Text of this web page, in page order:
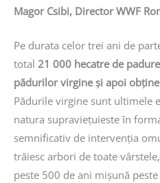
Magor Csibi, Director WWF
Pe durata celor trei ani de
total 21 000 hecatre de
pădurilor virgine și apoi
Pădurile virgine sunt ultimele
natura supravieţuieste în
semnificativ de intervenția
trăiesc arbori de toate
peste 500 de ani mișună